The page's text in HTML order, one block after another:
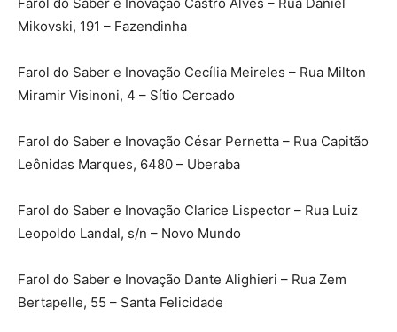
Mikovski, 191 – Fazendinha
Farol do Saber e Inovação Cecília Meireles – Rua Milton
Miramir Visinoni, 4 – Sítio Cercado
Farol do Saber e Inovação César Pernetta – Rua Capitão
Leônidas Marques, 6480 – Uberaba
Farol do Saber e Inovação Clarice Lispector – Rua Luiz
Leopoldo Landal, s/n – Novo Mundo
Farol do Saber e Inovação Dante Alighieri – Rua Zem
Bertapelle, 55 – Santa Felicidade